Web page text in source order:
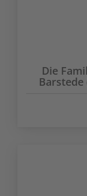
Die
Barstede